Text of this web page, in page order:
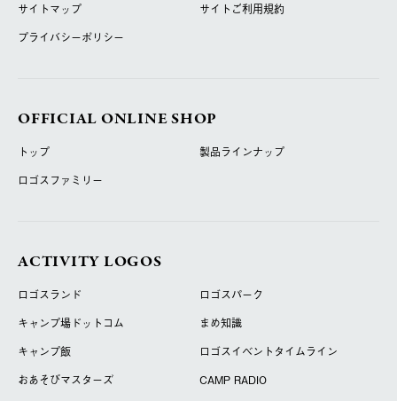
サイトマップ
サイトご利用規約
プライバシーポリシー
OFFICIAL ONLINE SHOP
トップ
製品ラインナップ
ロゴスファミリー
ACTIVITY LOGOS
ロゴスランド
ロゴスパーク
キャンプ場ドットコム
まめ知識
キャンプ飯
ロゴスイベントタイムライン
おあそびマスターズ
CAMP RADIO